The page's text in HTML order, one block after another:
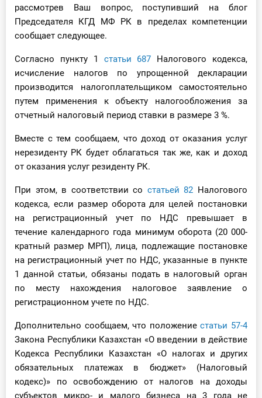
Учет по отраслям
Юридический помощник
Интернет-магазин
О Системе
Обучение
Тестирование для
бухгалтера
рассмотрев Ваш вопрос, поступивший на блог
Председателя КГД МФ РК в пределах компетенции
сообщает следующее.
Согласно пункту 1 статьи 687 Налогового кодекса,
исчисление налогов по упрощенной декларации
производится налогоплательщиком самостоятельно
путем применения к объекту налогообложения за
отчетный налоговый период ставки в размере 3 %.
Вместе с тем сообщаем, что доход от оказания услуг
нерезиденту РК будет облагаться так же, как и доход
от оказания услуг резиденту РК.
При этом, в соответствии со статьей 82 Налогового
кодекса, если размер оборота для целей постановки
на регистрационный учет по НДС превышает в
течение календарного года минимум оборота (20 000-
кратный размер МРП), лица, подлежащие постановке
на регистрационный учет по НДС, указанные в пункте
1 данной статьи, обязаны подать в налоговый орган
по месту нахождения налоговое заявление о
регистрационном учете по НДС.
Дополнительно сообщаем, что положениестатьи 57-4
Закона Республики Казахстан «О введении в действие
Кодекса Республики Казахстан «О налогах и других
обязательных платежах в бюджет» (Налоговый
кодекс)» по освобождению от налогов на доходы
субъектов микро- и малого бизнеса на 3 года не